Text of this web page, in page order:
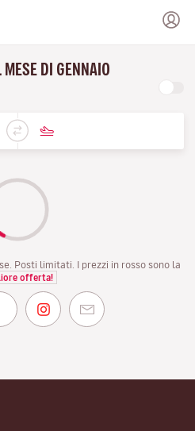
MESE DI GENNAIO
Posti limitati. I prezzi in rosso sono la
offerta!